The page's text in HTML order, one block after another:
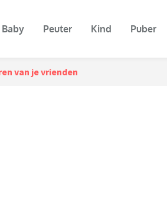
Baby Peuter Kind Puber
van je vrienden